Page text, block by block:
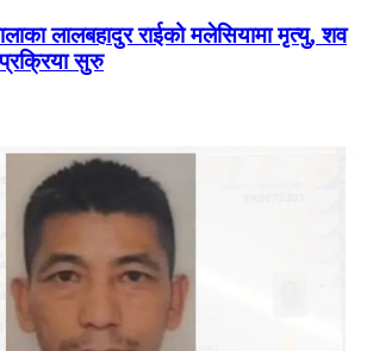
लालबहादुर राईको मलेसियामा मृत्यु, शव
सुरु